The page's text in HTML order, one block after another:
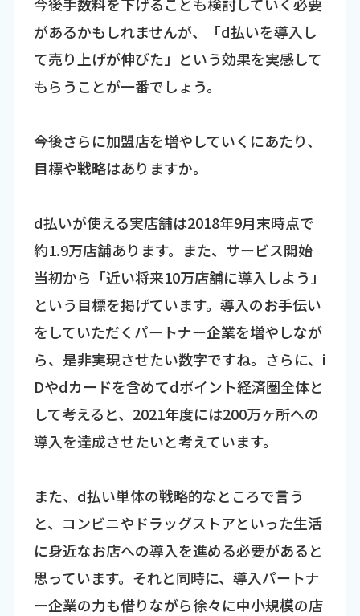
があるかもしれませんが、「d払いを導入し
て売り上げが伸びた」という効果を実感して
もらうことが一番でしょう。
――今後さらに加盟店を増やしていくにあたり、
目標や戦略はありますか。
d払いが使える実店舗は2018年9月末時点で
約1.9万店舗あります。また、サービス開始
当初から「近い将来10万店舗に導入しよう」
という目標を掲げています。導入のお手伝い
をしていただくパートナー企業を増やしなが
ら、是非実現させたい数字ですね。さらに、i
Dやdカードを含めてdポイント経済圏全体と
して考えると、2021年度には200万ヶ所への
導入を達成させたいと考えています。
また、d払い単体の戦略的なところで言う
と、コンビニやドラッグストアといった生活
に身近なお店への導入を進める必要があると
思っています。それと同時に、導入パートナ
ー企業の力も借りながら徐々に中小規模の店